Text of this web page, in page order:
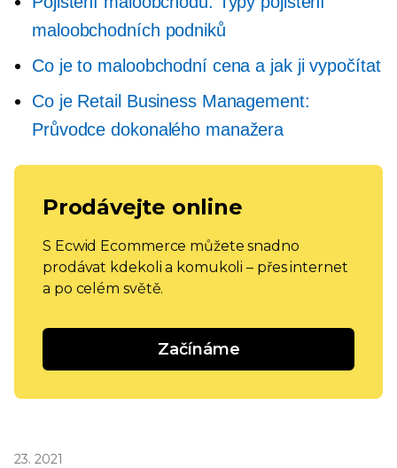
maloobchodních podniků
Co je to maloobchodní cena a jak ji vypočítat
Co je Retail Business Management:
Průvodce dokonalého manažera
Prodávejte online
S Ecwid Ecommerce můžete snadno
prodávat kdekoli a komukoli – přes internet
a po celém světě.
Začínáme
23. 2021